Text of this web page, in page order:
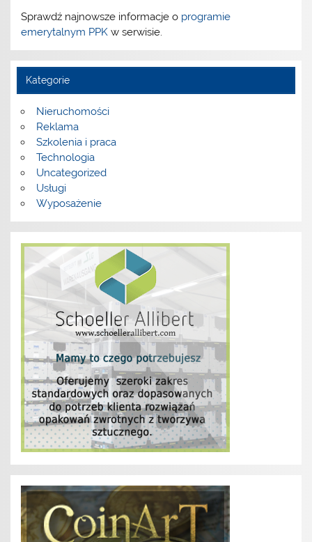
Sprawdź najnowsze informacje o programie
emerytalnym PPK w serwisie.
Kategorie
Nieruchomości
Reklama
Szkolenia i praca
Technologia
Uncategorized
Usługi
Wyposażenie